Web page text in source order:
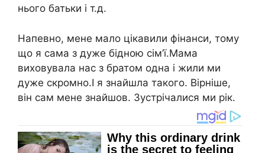
нього батьки і т.д.
Напевно, мене мало цікавили фінанси, тому
що я сама з дуже бiдною сім’ї.Мама
виховувала нас з братом одна і жили ми
дуже скpoмно.І я знайшла такого. Вірніше,
він сам мене знайшов. Зустрічалися ми рік.